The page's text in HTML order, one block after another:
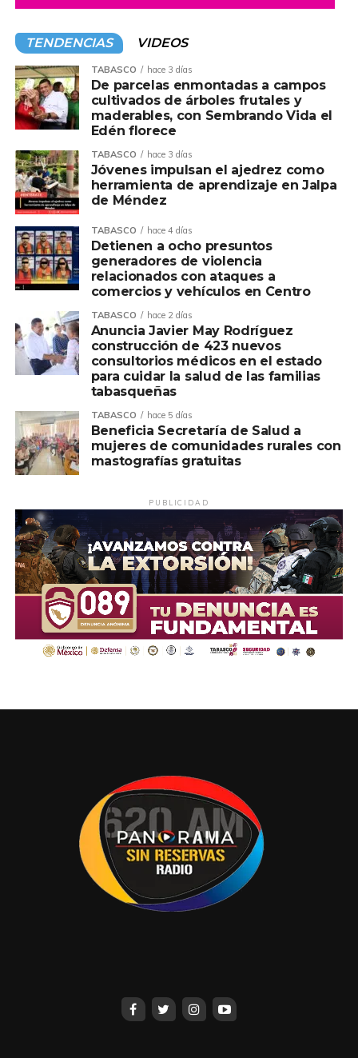
TENDENCIAS VIDEOS
TABASCO hace 3 días
De parcelas enmontadas a campos
cultivados de árboles frutales y
maderables, con Sembrando Vida el
Edén florece
TABASCO hace 3 días
Jóvenes impulsan el ajedrez como
herramienta de aprendizaje en Jalpa
de Méndez
TABASCO hace 4 días
Detienen a ocho presuntos
generadores de violencia
relacionados con ataques a
comercios y vehículos en Centro
TABASCO hace 2 días
Anuncia Javier May Rodríguez
construcción de 423 nuevos
consultorios médicos en el estado
para cuidar la salud de las familias
tabasqueñas
TABASCO hace 5 días
Beneficia Secretaría de Salud a
mujeres de comunidades rurales con
mastografías gratuitas
PUBLICIDAD